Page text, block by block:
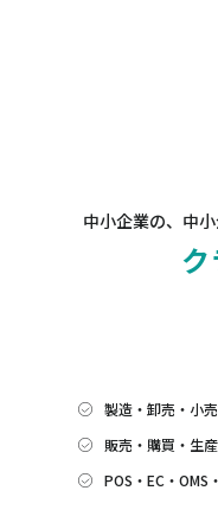
中小企業の、中
製造・卸売・小
販売・購買・生
POS・EC・OMS